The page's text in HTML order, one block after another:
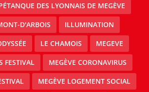
DES LYONNAIS DE MEGÈVE
D'ARBOIS ILLUMINATION
LE CHAMOIS MEGEVE
FESTIVAL MEGÈVE CORONAVIRUS
MEGÈVE LOGEMENT SOCIAL